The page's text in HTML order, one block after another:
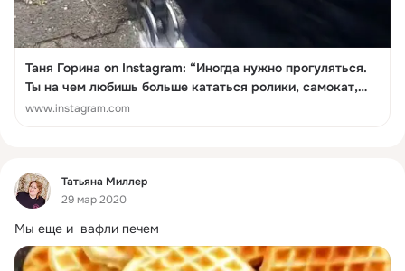
Таня Горина on Instagram: “Иногда нужно прогуляться.
Ты на чем любишь больше кататься ролики, самокат,
велик?”
www.instagram.com
Фид
Татьяна Миллер
29 мар 2020
Мы еще и  вафли печем